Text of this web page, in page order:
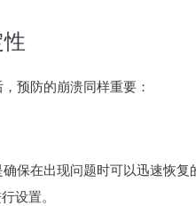
预防的崩溃同样重要：
保在出现问题时可以迅速恢
设置。